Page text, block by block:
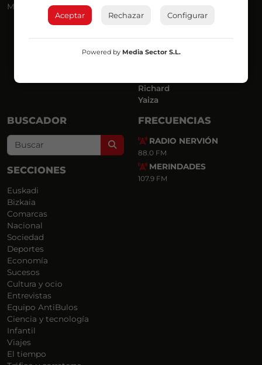
Más Madrugada
José Ignacio
Luis Carlos
Mar y Cielo
Richard
Yaiza
BUSCADOR
Search
SECCIONES
Euskadi
Bizkaia
Comarcas
Nacional
Sociedad
Deportes
Economía
Sucesos
Cultura y ocio
Entrevistas
Equipo AntiBulos
Ciencia y tecnología
Infantil
Viajes
El tiempo
FRECUENCIAS
RADIO NERVIÓN
88.0 FM
MERINDADES
107.9 FM
Aceptar Rechazar Configurar
Powered by Media Sector S.L.